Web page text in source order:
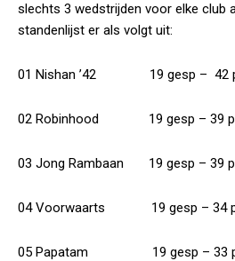
slechts 3 wedstrijden voor elke club
standenlijst er als volgt uit:
01 Nishan ’42 19 gesp – 42
02 Robinhood 19 gesp – 39
03 Jong Rambaan 19 gesp – 39
04 Voorwaarts 19 gesp – 34
05 Papatam 19 gesp – 33